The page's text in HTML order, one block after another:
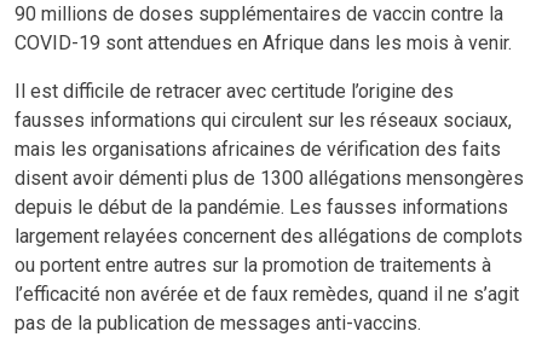
90 millions de doses supplémentaires de vaccin contre la
COVID-19 sont attendues en Afrique dans les mois à venir.
Il est difficile de retracer avec certitude l’origine des
fausses informations qui circulent sur les réseaux sociaux,
mais les organisations africaines de vérification des faits
disent avoir démenti plus de 1300 allégations mensongères
depuis le début de la pandémie. Les fausses informations
largement relayées concernent des allégations de complots
ou portent entre autres sur la promotion de traitements à
l’efficacité non avérée et de faux remèdes, quand il ne s’agit
pas de la publication de messages anti-vaccins.